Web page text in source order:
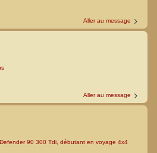
Aller au message
Aller au message
90 300 Tdi, débutant en voyage 4x4